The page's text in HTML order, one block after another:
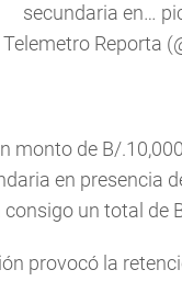
secundaria en…
Reporta
monto de B/
en presencia
un total de
provocó la